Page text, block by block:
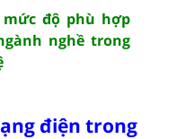
độ phù hợp
nghề trong
điện trong